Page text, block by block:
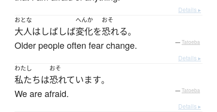
Details ▸
おとな
大人は しばしば
へんか
変化を
おそ
恐れる。
Older people often fear change. — Tatoeba
Details ▸
わたし
私たちは
おそ
恐れています。
We are afraid. — Tatoeba
Details ▸